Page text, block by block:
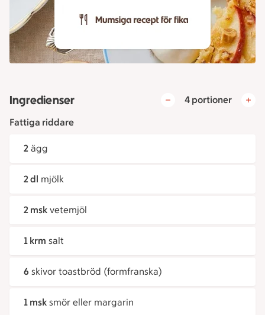
Ingredienser
4 portioner
Fattiga riddare
2 ägg
2 dl mjölk
2 msk vetemjöl
1 krm salt
6 skivor toastbröd (formfranska)
1 msk smör eller margarin